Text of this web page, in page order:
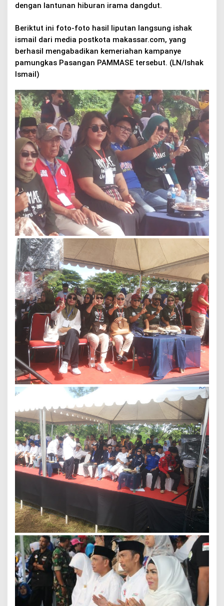
dengan lantunan hiburan irama dangdut.
Beriktut ini foto-foto hasil liputan langsung ishak
ismail dari media postkota makassar.com, yang
berhasil mengabadikan kemeriahan kampanye
pamungkas Pasangan PAMMASE tersebut. (LN/Ishak
IsmaiI)